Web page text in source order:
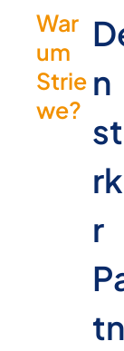
War
um
Strie
we?
n
r